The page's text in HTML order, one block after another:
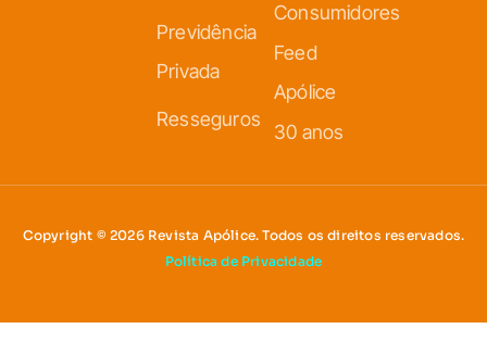
Previdência
Privada
Resseguros
Consumidores
Feed
Apólice
30 anos
Copyright © 2026 Revista Apólice. Todos os direitos reservados.
Política de Privacidade